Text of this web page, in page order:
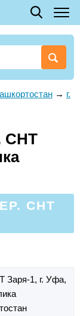
→ г.
СНТ
СНТ
Заря-1, г. Уфа,